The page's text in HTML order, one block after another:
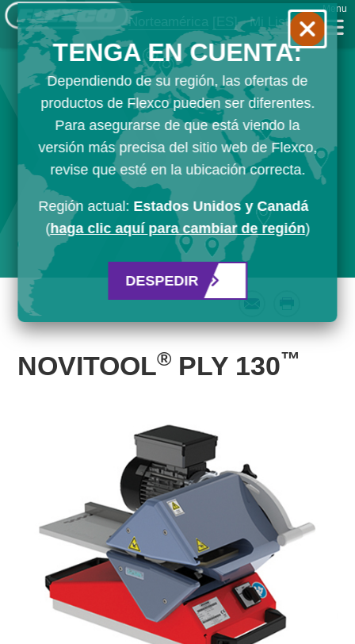
Norteamérica [ES] Mi Lista
Menu
NOVITOOL® PLY 130™
TENGA EN CUENTA:
Dependiendo de su región, las ofertas de
productos de Flexco pueden ser diferentes.
Para asegurarse de que está viendo la
versión más precisa del sitio web de Flexco,
revise que esté en la ubicación correcta.
Región actual: Estados Unidos y Canadá
(haga clic aquí para cambiar de región)
DESPEDIR